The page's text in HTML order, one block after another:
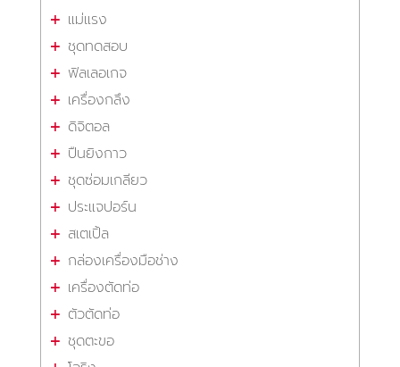
แม่แรง
ชุดทดสอบ
ฟิลเลอเกจ
เครื่องกลึง
ดิจิตอล
ปืนยิงกาว
ชุดซ่อมเกลียว
ประแจปอร์น
สเตเปิ้ล
กล่องเครื่องมือช่าง
เครื่องตัดท่อ
ตัวตัดท่อ
ชุดตะขอ